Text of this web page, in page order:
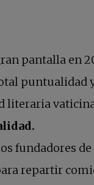
pestaña nueva
pantalla en
puntualidad
literaria
fundadores
repartir